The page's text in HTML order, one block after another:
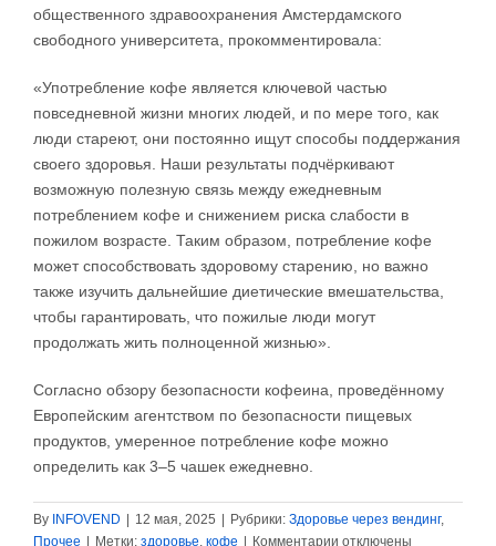
общественного здравоохранения Амстердамского
свободного университета, прокомментировала:
«Употребление кофе является ключевой частью
повседневной жизни многих людей, и по мере того, как
люди стареют, они постоянно ищут способы поддержания
своего здоровья. Наши результаты подчёркивают
возможную полезную связь между ежедневным
потреблением кофе и снижением риска слабости в
пожилом возрасте. Таким образом, потребление кофе
может способствовать здоровому старению, но важно
также изучить дальнейшие диетические вмешательства,
чтобы гарантировать, что пожилые люди могут
продолжать жить полноценной жизнью».
Согласно обзору безопасности кофеина, проведённому
Европейским агентством по безопасности пищевых
продуктов, умеренное потребление кофе можно
определить как 3–5 чашек ежедневно.
By INFOVEND 12 мая, 2025 Рубрики: Здоровье через вендинг,
Прочее
Метки: здоровье, кофе Комментарии котключены